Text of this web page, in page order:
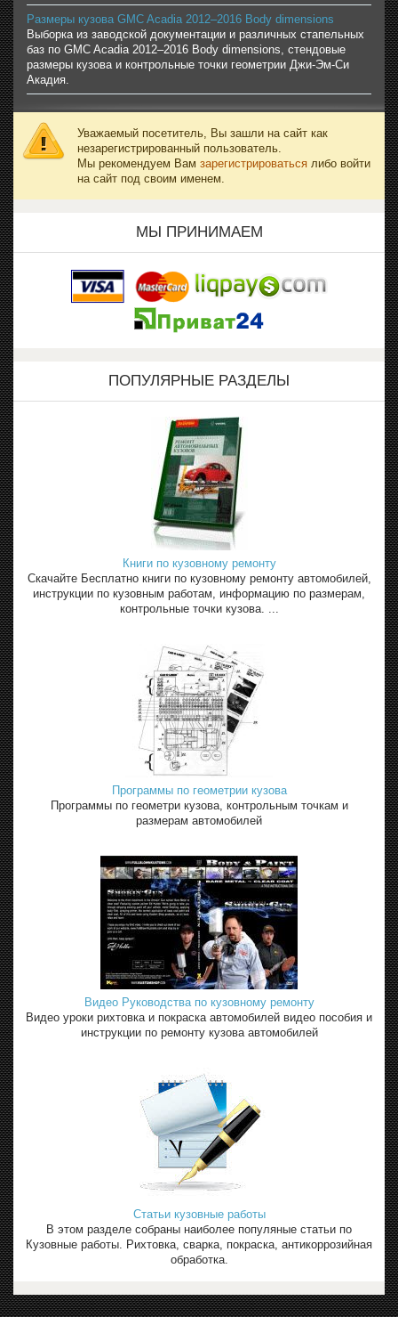
Размеры кузова GMC Acadia 2012–2016 Body dimensions
Выборка из заводской документации и различных стапельных
баз по GMC Acadia 2012–2016 Body dimensions, стендовые
размеры кузова и контрольные точки геометрии Джи-Эм-Си
Акадия.
Уважаемый посетитель, Вы зашли на сайт как
незарегистрированный пользователь.
Мы рекомендуем Вам зарегистрироваться либо войти
на сайт под своим именем.
МЫ ПРИНИМАЕМ
ПОПУЛЯРНЫЕ РАЗДЕЛЫ
Книги по кузовному ремонту
Скачайте Бесплатно книги по кузовному ремонту автомобилей,
инструкции по кузовным работам, информацию по размерам,
контрольные точки кузова. ...
Программы по геометрии кузова
Программы по геометри кузова, контрольным точкам и
размерам автомобилей
Видео Руководства по кузовному ремонту
Видео уроки рихтовка и покраска автомобилей видео пособия и
инструкции по ремонту кузова автомобилей
Статьи кузовные работы
В этом разделе собраны наиболее популяные статьи по
Кузовные работы. Рихтовка, сварка, покраска, антикоррозийная
обработка.